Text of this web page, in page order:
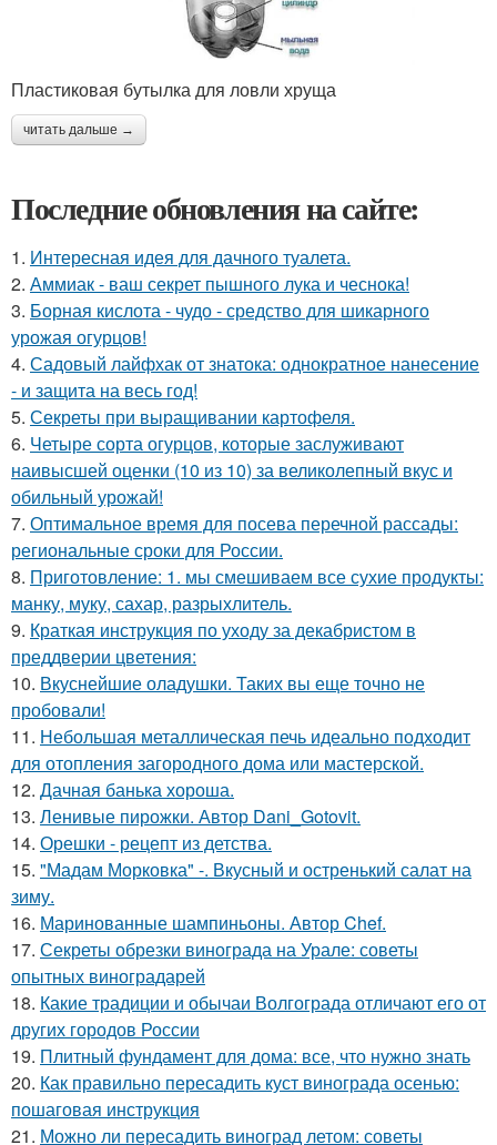
Пластиковая бутылка для ловли хруща
читать дальше →
Последние обновления на сайте:
1. Интересная идея для дачного туалета.
2. Аммиак - ваш секрет пышного лука и чеснока!
3. Борная кислота - чудо - средство для шикарного
урожая огурцов!
4. Садовый лайфхак от знатока: однократное нанесение
- и защита на весь год!
5. Секреты при выращивании картофеля.
6. Четыре сорта огурцов, которые заслуживают
наивысшей оценки (10 из 10) за великолепный вкус и
обильный урожай!
7. Оптимальное время для посева перечной рассады:
региональные сроки для России.
8. Приготовление: 1. мы смешиваем все сухие продукты:
манку, муку, сахар, разрыхлитель.
9. Краткая инструкция по уходу за декабристом в
преддверии цветения:
10. Вкуснейшие оладушки. Таких вы еще точно не
пробовали!
11. Небольшая металлическая печь идеально подходит
для отопления загородного дома или мастерской.
12. Дачная банька хороша.
13. Ленивые пирожки. Автор Dani_Gotovit.
14. Орешки - рецепт из детства.
15. "Мадам Морковка" -. Вкусный и остренький салат на
зиму.
16. Маринованные шампиньоны. Автор Chef.
17. Секреты обрезки винограда на Урале: советы
опытных виноградарей
18. Какие традиции и обычаи Волгограда отличают его от
других городов России
19. Плитный фундамент для дома: все, что нужно знать
20. Как правильно пересадить куст винограда осенью:
пошаговая инструкция
21. Можно ли пересадить виноград летом: советы